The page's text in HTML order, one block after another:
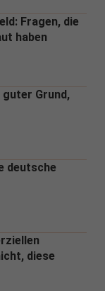
Fragen, die
haben
guter Grund,
deutsche
diese